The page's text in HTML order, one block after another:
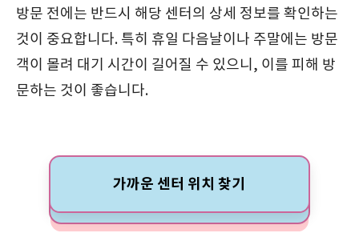
방문 전에는 반드시 해당 센터의 상세 정보를 확인하는
것이 중요합니다. 특히 휴일 다음날이나 주말에는 방문
객이 몰려 대기 시간이 길어질 수 있으니, 이를 피해 방
문하는 것이 좋습니다.
가까운 센터 위치 찾기